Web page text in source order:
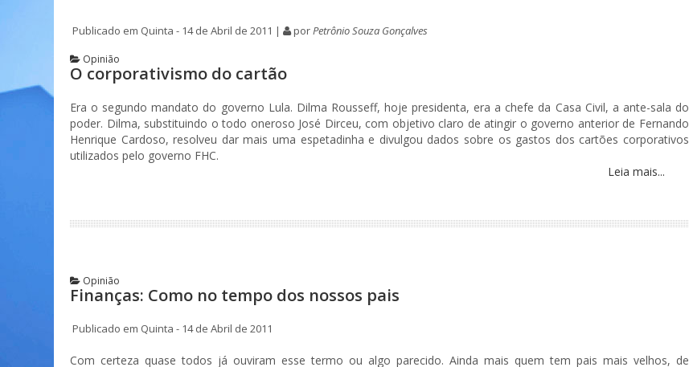
Publicado em Quinta - 14 de Abril de 2011 | porPetrônio Souza Gonçalves
Opinião
O corporativismo do cartão
Era o segundo mandato do governo Lula. Dilma Rousseff, hoje presidenta, era a chefe da Casa Civil, a ante-sala do
poder. Dilma, substituindo o todo oneroso José Dirceu, com objetivo claro de atingir o governo anterior de Fernando
Henrique Cardoso, resolveu dar mais uma espetadinha e divulgou dados sobre os gastos dos cartões corporativos
utilizados pelo governo FHC.
Leia mais...
Opinião
Finanças: Como no tempo dos nossos pais
Publicado em Quinta - 14 de Abril de 2011
Com certeza quase todos já ouviram esse termo ou algo parecido. Ainda mais quem tem pais mais velhos, de